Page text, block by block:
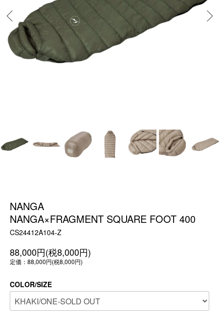
NANGA
NANGA×FRAGMENT SQUARE FOOT 400
CS24412A104-Z
88,000円(税8,000円)
定価：88,000円(税8,000円)
COLOR/SIZE